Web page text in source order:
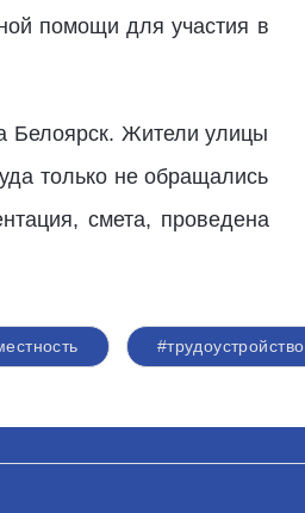
помощи для участия в
Белоярск. Жители улицы
только не обращались
смета, проведена
#трудоустройство